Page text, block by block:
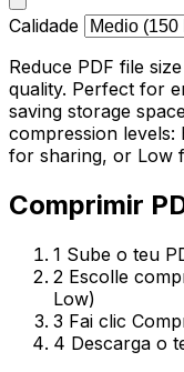
Calidade
Reduce PDF file
quality. Perfect for
saving storage
compression
for sharing, or Low
Comprimir
1 Sube o teu
2 Escolle
Low)
3 Fai clic
4 Descarga o